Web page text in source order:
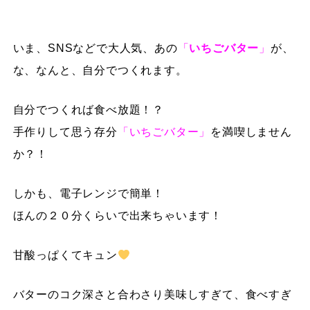
いま、SNSなどで大人気、あの 「 いちごバター 」 が、
な、なんと、自分でつくれます。
自分でつくれば食べ放題！？
手作りして思う存分
「いちごバター」
を満喫しません
か？！
しかも、電子レンジで簡単！
ほんの２０分くらいで出来ちゃいます！
甘酸っぱくてキュン
バターのコク深さと合わさり美味しすぎて、食べすぎ